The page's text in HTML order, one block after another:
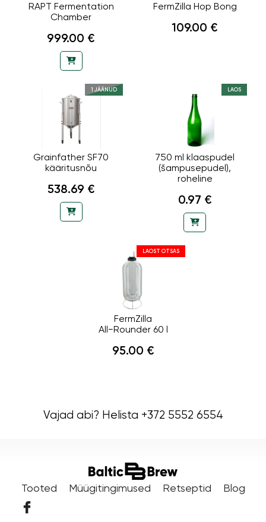
RAPT Fermentation
Chamber
999.00 €
FermZilla Hop Bong
109.00 €
1 JÄÄNUD
Grainfather SF70
kääritusnõu
538.69 €
LAOS
750 ml klaaspudel
(šampusepudel),
roheline
0.97 €
LAOST OTSAS
FermZilla
All−Rounder 60 l
95.00 €
Vajad abi? Helista +372 5552 6554
Tooted Müügitingimused Retseptid Blog